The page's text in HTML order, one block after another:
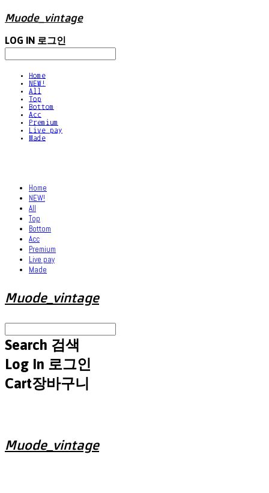
Muode_vintage
LOG IN 로그인
Home
NEW!
All
Top
Bottom
Acc
Premium
Live pay
Made
Home
NEW!
All
Top
Bottom
Acc
Premium
Live pay
Made
Muode_vintage
Search 검색
Log In 로그인
Cart장바구니
Muode_vintage